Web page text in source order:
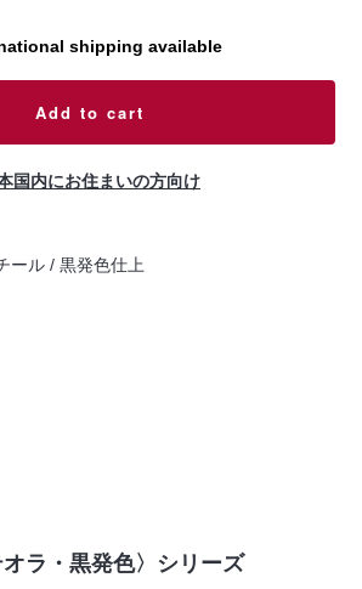
shipping available
Add to cart
国内にお住まいの方向け
ール / 黒発色仕上
ラ・黒発色〉シリーズ